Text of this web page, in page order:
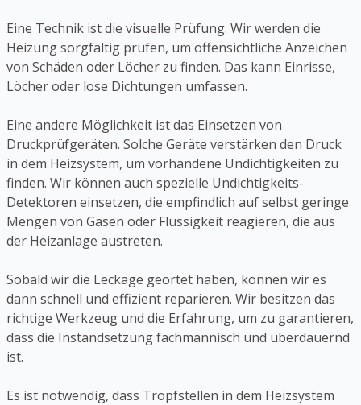
Eine Technik ist die visuelle Prüfung. Wir werden die
Heizung sorgfältig prüfen, um offensichtliche Anzeichen
von Schäden oder Löcher zu finden. Das kann Einrisse,
Löcher oder lose Dichtungen umfassen.
Eine andere Möglichkeit ist das Einsetzen von
Druckprüfgeräten. Solche Geräte verstärken den Druck
in dem Heizsystem, um vorhandene Undichtigkeiten zu
finden. Wir können auch spezielle Undichtigkeits-
Detektoren einsetzen, die empfindlich auf selbst geringe
Mengen von Gasen oder Flüssigkeit reagieren, die aus
der Heizanlage austreten.
Sobald wir die Leckage geortet haben, können wir es
dann schnell und effizient reparieren. Wir besitzen das
richtige Werkzeug und die Erfahrung, um zu garantieren,
dass die Instandsetzung fachmännisch und überdauernd
ist.
Es ist notwendig, dass Tropfstellen in dem Heizsystem